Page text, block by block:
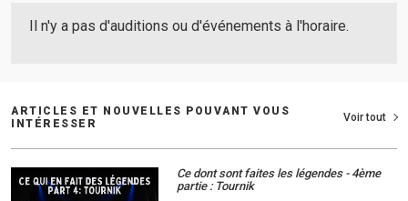
Il n'y a pas d'auditions ou d'événements à l'horaire.
ARTICLES ET NOUVELLES POUVANT VOUS
INTÉRESSER
Voir tout
Ce dont sont faites les légendes - 4ème
partie : Tournik